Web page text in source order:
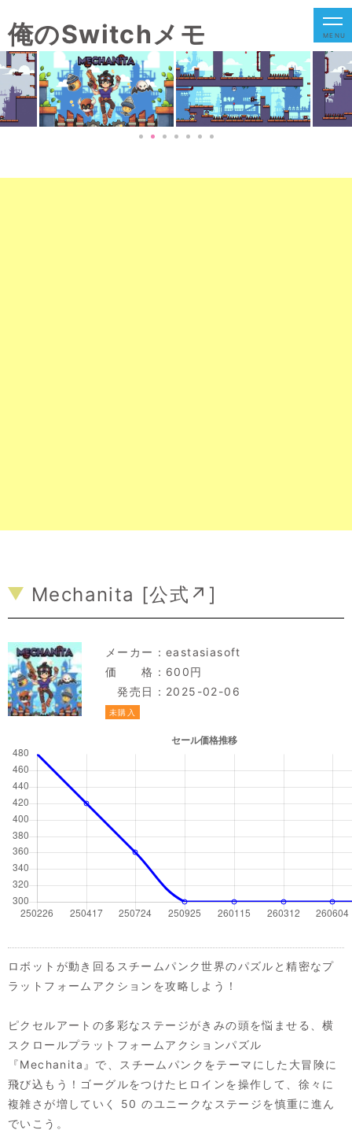
俺のSwitchメモ MENU
Mechanita [公式↗ ]
メーカー： eastasiasoft
価 格：600円
発売日：2025-02-06
未購入
ロボットが動き回るスチームパンク世界のパズルと精密なプ
ラットフォームアクションを攻略しよう！
ピクセルアートの多彩なステージがきみの頭を悩ませる、横
スクロールプラットフォームアクションパズル
『Mechanita』で、スチームパンクをテーマにした大冒険に
飛び込もう！ゴーグルをつけたヒロインを操作して、徐々に
複雑さが増していく 50 のユニークなステージを慎重に進ん
でいこう。